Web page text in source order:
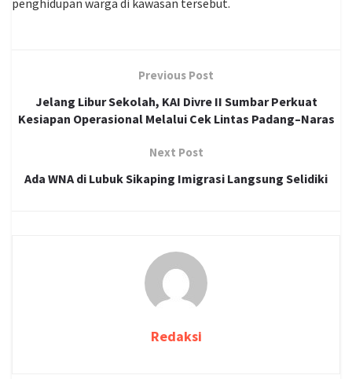
penghidupan warga di kawasan tersebut.
Previous Post
Jelang Libur Sekolah, KAI Divre II Sumbar Perkuat
Kesiapan Operasional Melalui Cek Lintas Padang–Naras
Next Post
Ada WNA di Lubuk Sikaping Imigrasi Langsung Selidiki
Redaksi